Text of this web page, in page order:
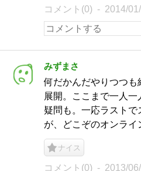
コメント(0) 2014/
みずまさ
何だかんだやりつつも
展開。ここまで一人
疑問も。一応ラストで
が、どこぞのオンライ
ナイス
コメント(0) 2013/